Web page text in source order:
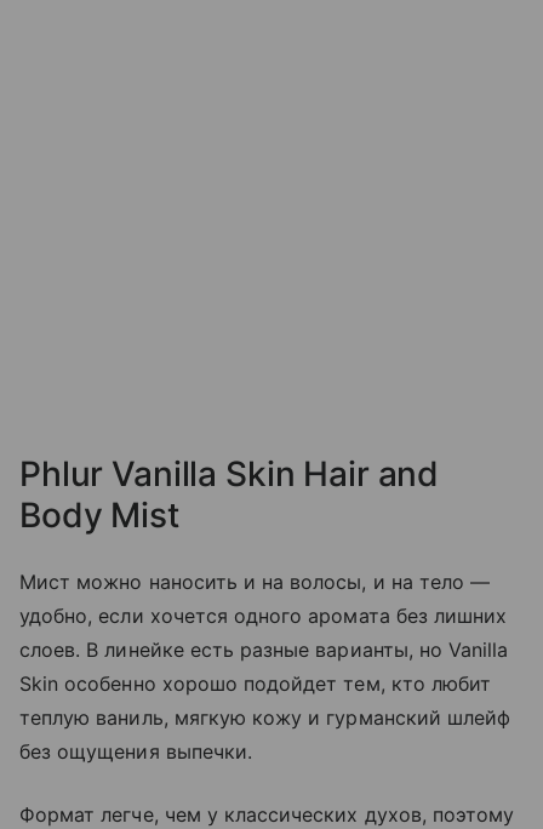
Phlur Vanilla Skin Hair and
Body Mist
Мист можно наносить и на волосы, и на тело —
удобно, если хочется одного аромата без лишних
слоев. В линейке есть разные варианты, но Vanilla
Skin особенно хорошо подойдет тем, кто любит
теплую ваниль, мягкую кожу и гурманский шлейф
без ощущения выпечки.
Формат легче, чем у классических духов, поэтому